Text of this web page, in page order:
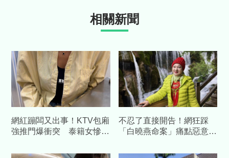
相關新聞
網紅蹦闆又出事！KTV包廂
強推門爆衝突 泰籍女慘遭
不忍了直接開告！網狂踩
「白曉燕命案」痛點惡意抹
幾個」